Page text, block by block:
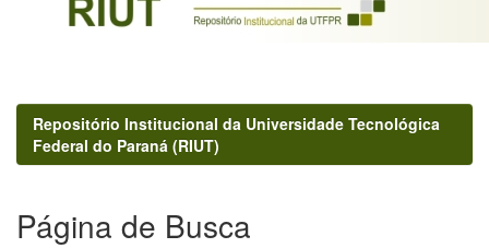
Repositório Institucional da Universidade Tecnológica
Federal do Paraná (RIUT)
Página de Busca